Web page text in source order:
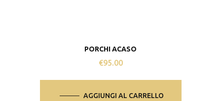
PORCHI ACASO
€95.00
AGGIUNGI AL CARRELLO